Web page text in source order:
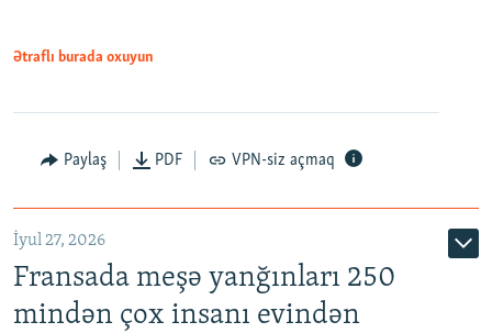
Ətraflı burada oxuyun
Paylaş PDF VPN-siz açmaq
İyul 27, 2026
Fransada meşə yanğınları 250
mindən çox insanı evindən